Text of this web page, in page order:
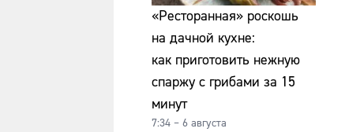
«Ресторанная» роскошь
на дачной кухне:
как приготовить нежную
спаржу с грибами за 15
минут
7:34 – 6 августа